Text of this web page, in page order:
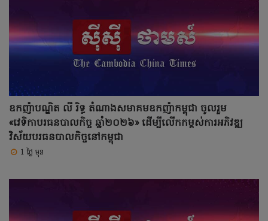
ឧកញ៉ាបណ្ឌិត លី រិទ្ធ តំណាងសមាគមឧកញ៉ាកម្ពុជា ចូលរួម
«វេទិកាបរធនបាលកិច្ច ឆ្នាំ២០២៦» ដើម្បីលើកកម្ពស់ការអភិវឌ្ឍ
វិស័យបរធនបាលកិច្ចនៅកម្ពុជា
1 ថ្ងៃ មុន